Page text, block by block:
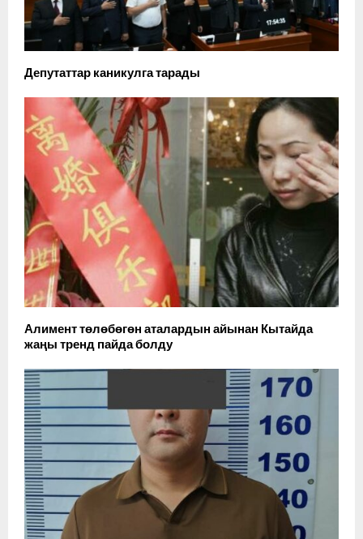
Депутаттар каникулга тарады
Алимент төлөбөгөн аталардын айынан Кытайда
жаңы тренд пайда болду